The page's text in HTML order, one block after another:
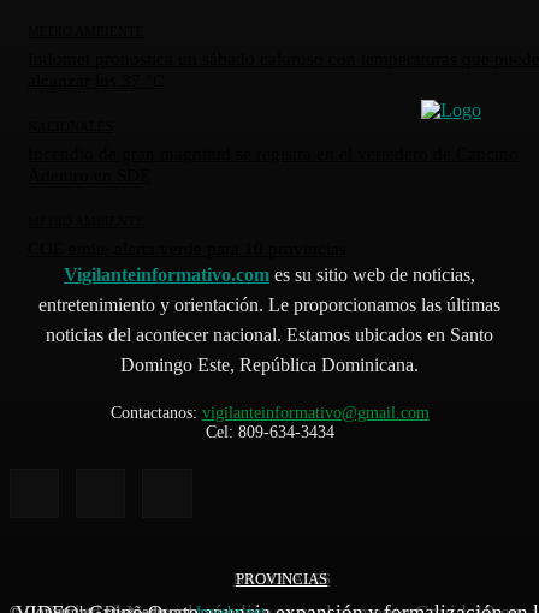
DEPORTES
NACIONALES
PROVINCIAS
Vigilanteinformativo.com es su sitio web de noticias,
entretenimiento y orientación. Le proporcionamos las últimas
noticias del acontecer nacional. Estamos ubicados en Santo
Domingo Este, República Dominicana.
Contactanos: vigilanteinformativo@gmail.com
Cel: 809-634-3434